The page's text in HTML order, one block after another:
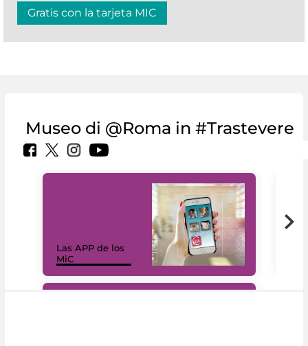
Gratis con la tarjeta MIC
Museo di @Roma in #Trastevere
Las APP de los
MiC